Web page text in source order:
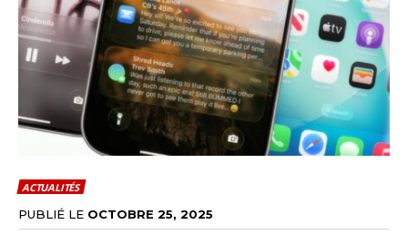
ACTUALITÉS
PUBLIÉ LE OCTOBRE 25, 2025